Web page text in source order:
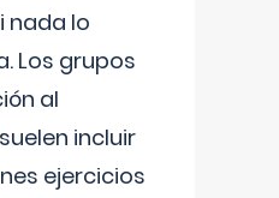
nada lo
Los grupos
al
incluir
ejercicios